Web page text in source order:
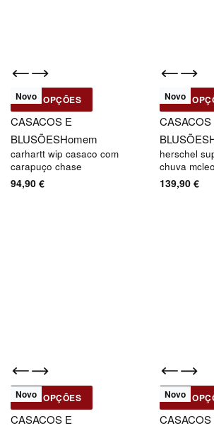
Novo
VER OPÇÕES
Carhartt WIP
CASACOS E
BLUSÕESHomem
carhartt wip casaco com
carapuço chase
94,90 €
Novo
VER
Herschel
CASACOS
BLUSÕES
herschel
chuva
139,90 €
Novo -30% OFF
VER OPÇÕES
Carhartt WIP
CASACOS E
Novo -
VER
Carhartt
CASACOS